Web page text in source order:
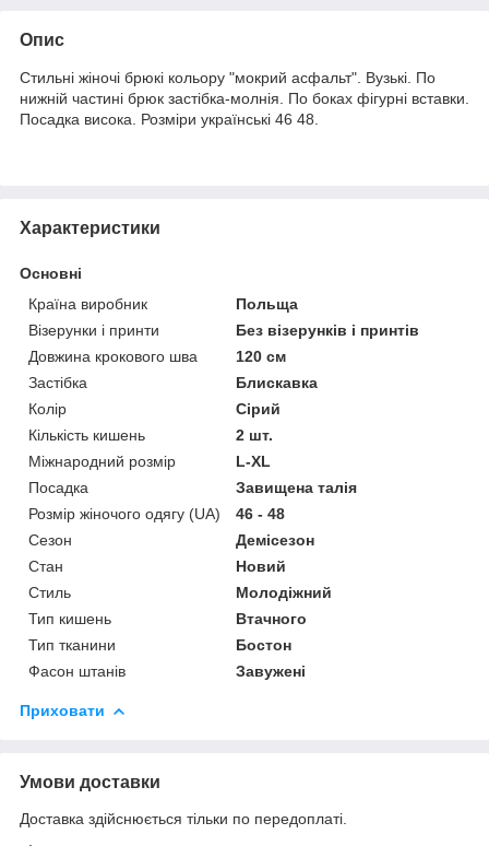
Опис
Стильні жіночі брюкі кольору "мокрий асфальт". Вузькі. По
нижній частині брюк застібка-молнія. По боках фігурні вставки.
Посадка висока. Розміри українські 46 48.
Характеристики
Основні
Країна виробник
Польща
Візерунки і принти
Без візерунків і принтів
Довжина крокового шва
120 см
Застібка
Блискавка
Колір
Сірий
Кількість кишень
2 шт.
Міжнародний розмір
L-XL
Посадка
Завищена талія
Розмір жіночого одягу (UA)
46 - 48
Сезон
Демісезон
Стан
Новий
Стиль
Молодіжний
Тип кишень
Втачного
Тип тканини
Бостон
Фасон штанів
Завужені
Приховати
Умови доставки
Доставка здійснюється тільки по передоплаті.